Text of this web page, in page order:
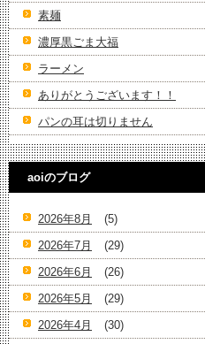
素麺
濃厚黒ごま大福
ラーメン
ありがとうございます！！
パンの耳は切りません
aoiのブログ
2026年8月
(5)
2026年7月
(29)
2026年6月
(26)
2026年5月
(29)
2026年4月
(30)